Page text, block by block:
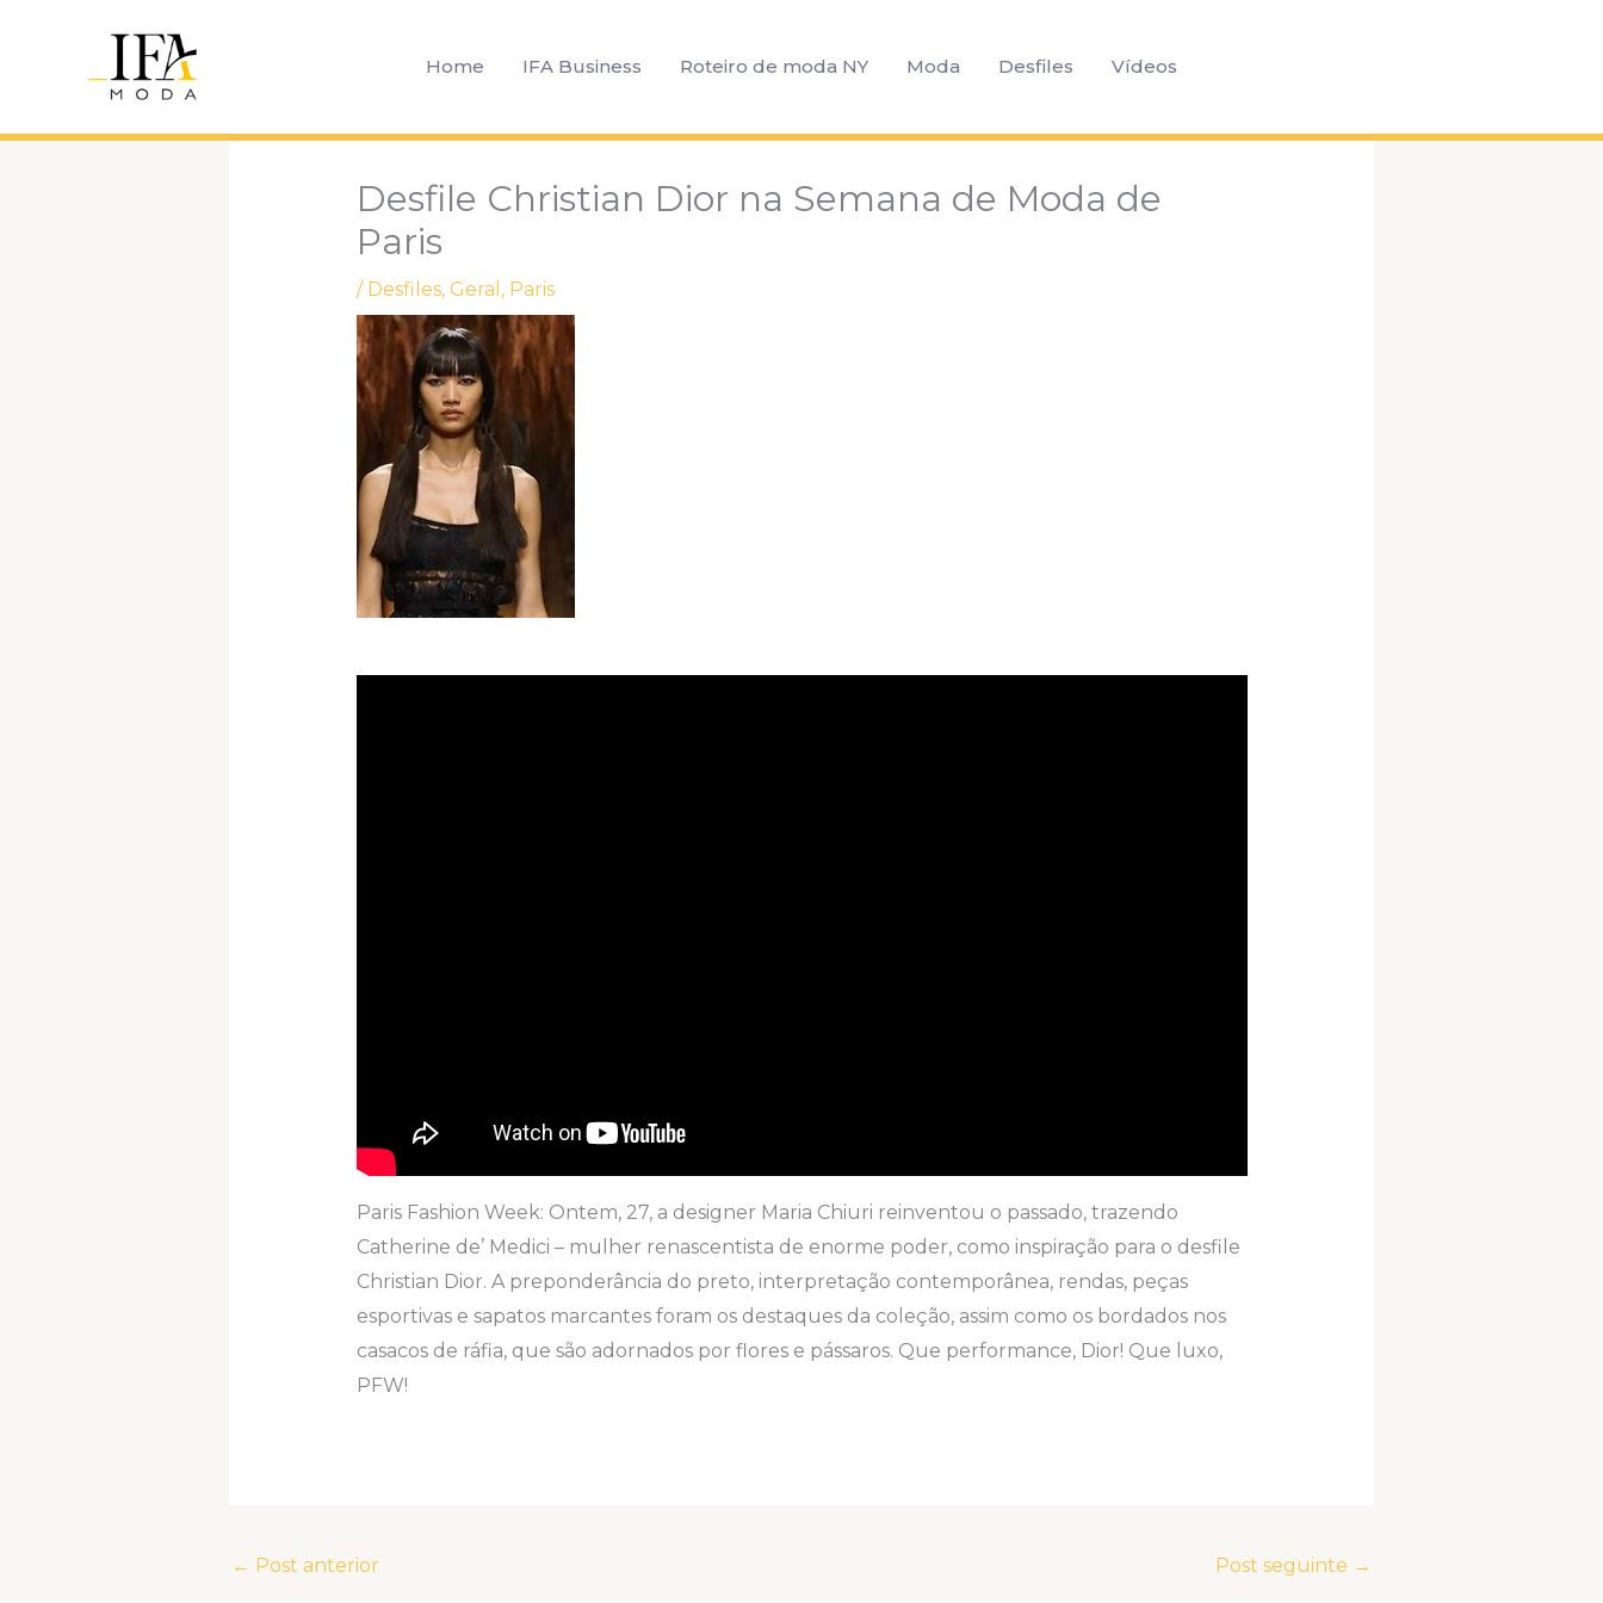
Home IFA Business Roteiro de moda NY Moda Desfiles Vídeos
Desfile Christian Dior na Semana de Moda de
Paris
/ Desfiles, Geral , Paris
Paris Fashion Week: Ontem, 27, a designer Maria Chiuri reinventou o passado, trazendo
Catherine de’ Medici – mulher renascentista de enorme poder, como inspiração para o desfile
Christian Dior. A preponderância do preto, interpretação contemporânea, rendas, peças
esportivas e sapatos marcantes foram os destaques da coleção, assim como os bordados nos
casacos de ráfia, que são adornados por flores e pássaros. Que performance, Dior! Que luxo,
PFW!
← Post anterior Post seguinte →